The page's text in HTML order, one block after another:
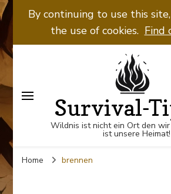
By continuing to use this
the use of cookies. Find
Survival-
Wildnis ist nicht ein Ort den wir
ist unsere Heimat!
Home brennen